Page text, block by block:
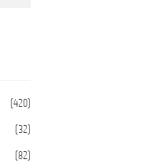
(420)
(32)
(82)